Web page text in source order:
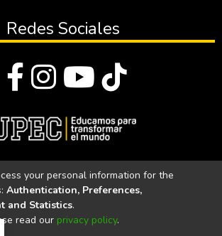
Redes Sociales
Politécnica Estatal del Carchi
Estatal del Carchi | Acreditada por el
your personal information for the
Authentication, Preferences,
and Statistics.
read our privacy policy.